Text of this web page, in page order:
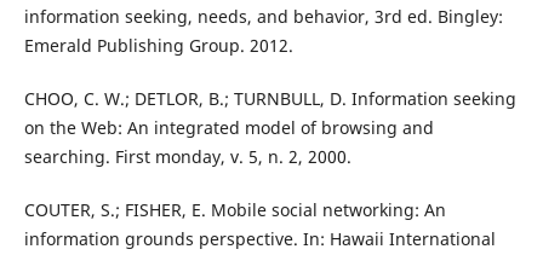
information seeking, needs, and behavior, 3rd ed. Bingley:
Emerald Publishing Group. 2012.
CHOO, C. W.; DETLOR, B.; TURNBULL, D. Information seeking
on the Web: An integrated model of browsing and
searching. First monday, v. 5, n. 2, 2000.
COUTER, S.; FISHER, E. Mobile social networking: An
information grounds perspective. In: Hawaii International